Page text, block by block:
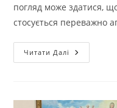
погляд може здатися,
стосується переважно
Читати Далі